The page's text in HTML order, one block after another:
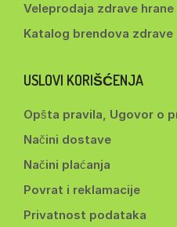
Veleprodaja zdrave hrane
Katalog brendova zdrave
USLOVI KORIŠĆENJA
Opšta pravila, Ugovor o
Načini dostave
Načini plaćanja
Povrat i reklamacije
Privatnost podataka